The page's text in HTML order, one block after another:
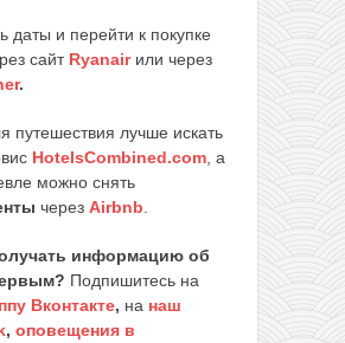
даты и перейти к покупке
сайт Ryanairили через
.
путешествия лучше искать
HotelsCombined.com , а
можно снять
через Airbnb
информацию об
Подпишитесь на
Вконтакте, на наш
, оповещения в